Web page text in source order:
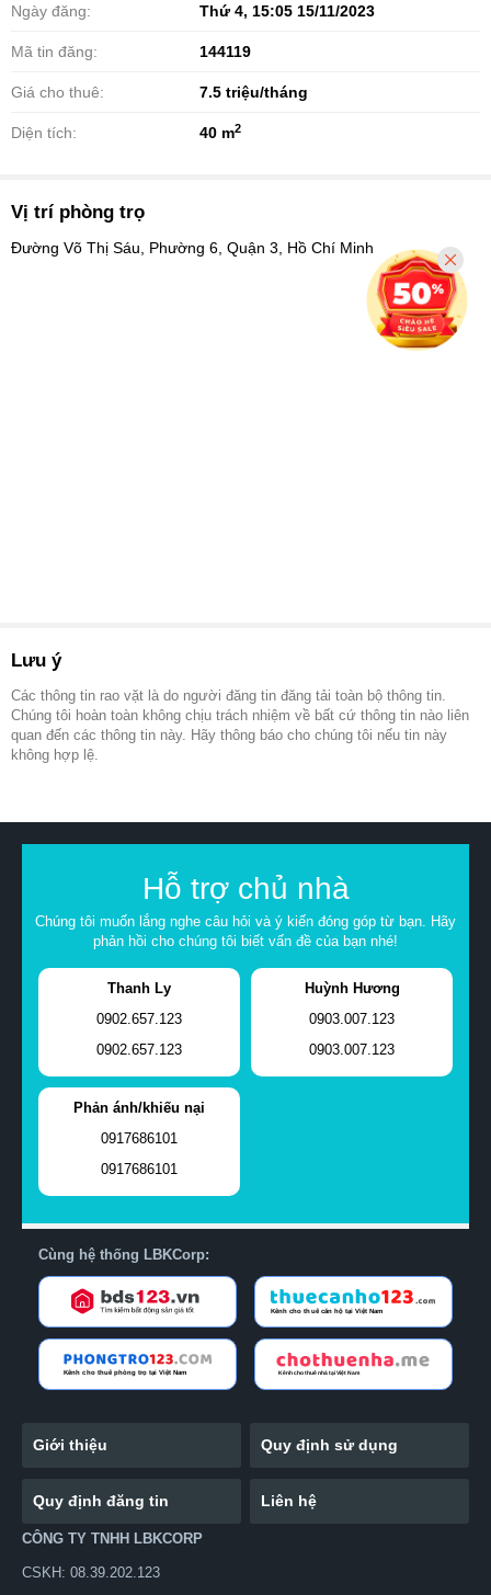
Ngày đăng: Thứ 4, 15:05 15/11/2023
Mã tin đăng: 144119
Giá cho thuê: 7.5 triệu/tháng
Diện tích: 40 m2
Vị trí phòng trọ
Đường Võ Thị Sáu, Phường 6, Quận 3, Hồ Chí Minh
Lưu ý
Các thông tin rao vặt là do người đăng tin đăng tải toàn bộ thông tin.
Chúng tôi hoàn toàn không chịu trách nhiệm về bất cứ thông tin nào liên
quan đến các thông tin này. Hãy thông báo cho chúng tôi nếu tin này
không hợp lệ.
Hỗ trợ chủ nhà
Chúng tôi muốn lắng nghe câu hỏi và ý kiến đóng góp từ bạn. Hãy
phản hồi cho chúng tôi biết vấn đề của bạn nhé!
Thanh Ly
0902.657.123
0902.657.123
Huỳnh Hương
0903.007.123
0903.007.123
Phản ánh/khiếu nại
0917686101
0917686101
Cùng hệ thống LBKCorp:
Giới thiệu Quy định sử dụng
Quy định đăng tin Liên hệ
CÔNG TY TNHH LBKCORP
CSKH: 08.39.202.123